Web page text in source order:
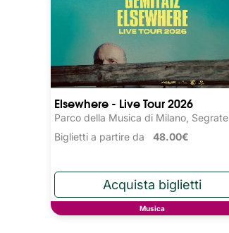
Elsewhere - Live Tour 2026
Parco della Musica di Milano, Segrate
Biglietti a partire da 48.00€
Musica